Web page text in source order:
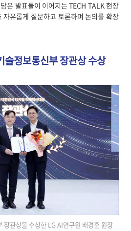
은 발표들이 이어지는 TECH TALK 현장
자유롭게 질문하고 토론하며 논의를 확장
술정보통신부 장관상 수상
장관상을 수상한 LG AI연구원 배경훈 원장